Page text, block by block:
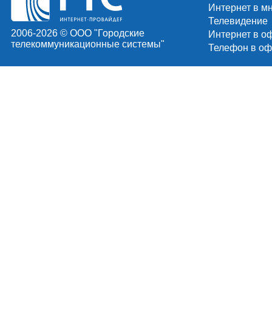
2006-2026 © ООО "Городские
телекоммуникационные системы"
Интернет в
Телевидение
Интернет в
Телефон в